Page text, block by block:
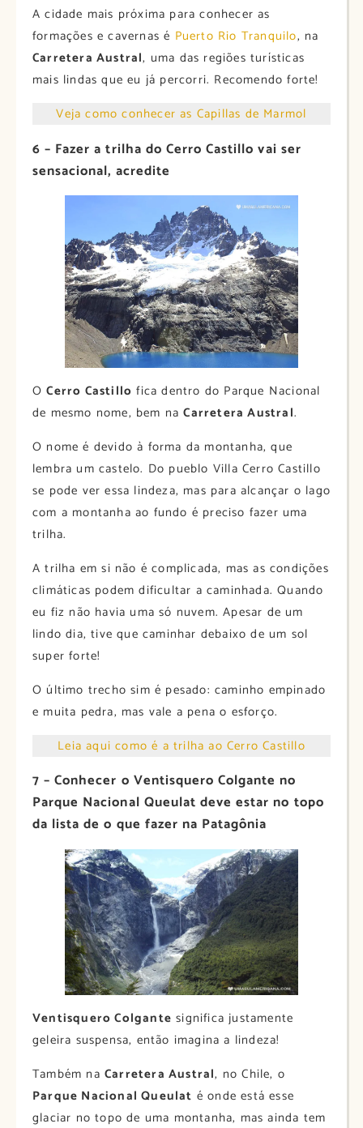
A cidade mais próxima para conhecer as
formações e cavernas é Puerto Rio Tranquilo, na
Carretera Austral, uma das regiões turísticas
mais lindas que eu já percorri. Recomendo forte!
Veja como conhecer as Capillas de Marmol
6 – Fazer a trilha do Cerro Castillo vai ser
sensacional, acredite
OCerro Castillo fica dentro do Parque Nacional
de mesmo nome, bem naCarretera Austral.
O nome é devido à forma da montanha, que
lembra um castelo. Do pueblo Villa Cerro Castillo
se pode ver essa lindeza, mas para alcançar o lago
com a montanha ao fundo é preciso fazer uma
trilha.
A trilha em si não é complicada, mas as condições
climáticas podem dificultar a caminhada. Quando
eu fiz não havia uma só nuvem. Apesar de um
lindo dia, tive que caminhar debaixo de um sol
super forte!
O último trecho sim é pesado: caminho empinado
e muita pedra, mas vale a pena o esforço.
Leia aqui como é a trilha ao Cerro Castillo
7 – Conhecer o Ventisquero Colgante no
Parque Nacional Queulat deve estar no topo
da lista de o que fazer na Patagônia
Ventisquero Colgante significa justamente
geleira suspensa, então imagina a lindeza!
Também na Carretera Austral, no Chile, o
Parque Nacional Queulat é onde está esse
glaciar no topo de uma montanha, mas ainda tem